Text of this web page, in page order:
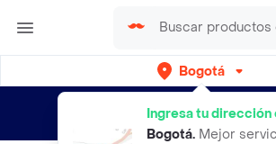
Bogotá
Ingresa tu dirección
Bogotá. Mejor
envíos gratis por semanas